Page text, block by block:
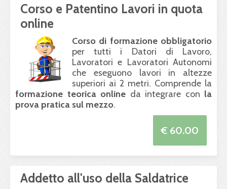
Corso e Patentino Lavori in quota
online
Corso di formazione obbligatorio
per tutti i Datori di Lavoro,
Lavoratori e Lavoratori Autonomi
che eseguono lavori in altezze
superiori ai 2 metri. Comprende la
formazione teorica online da integrare con la
prova pratica sul mezzo.
€ 60.00
Addetto all'uso della Saldatrice